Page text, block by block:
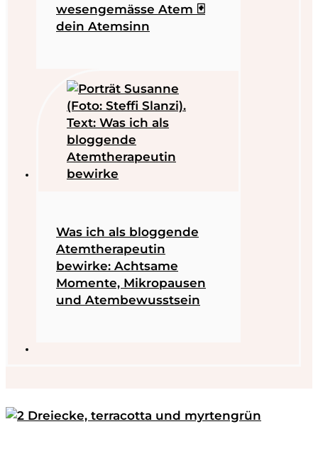
wesengemässe Atem 🃏
dein Atemsinn
Was ich als bloggende
Atemtherapeutin
bewirke: Achtsame
Momente, Mikropausen
und Atembewusstsein